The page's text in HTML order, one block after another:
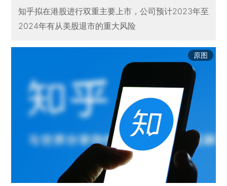
知乎拟在港股进行双重主要上市，公司预计2023年至
2024年有从美股退市的重大风险
原图